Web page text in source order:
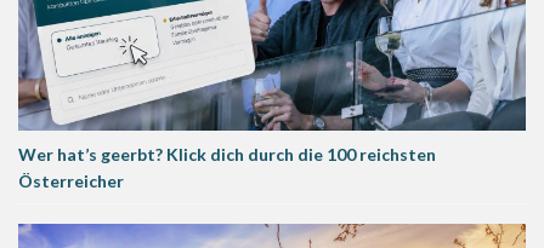
Wer hat’s geerbt? Klick dich durch die 100 reichsten
Österreicher